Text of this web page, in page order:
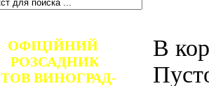
ОФІЦІЙНИЙ
РОЗСАДНИК
ВИНОГРАД-
В